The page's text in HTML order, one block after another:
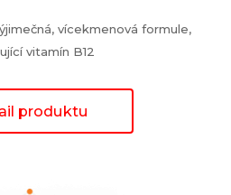
vícekmenová formule,
vitamín B12
produktu